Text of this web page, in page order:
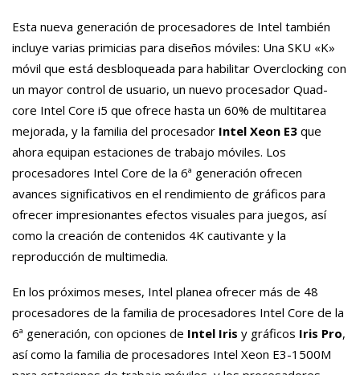
Esta nueva generación de procesadores de Intel también
incluye varias primicias para diseños móviles: Una SKU «K»
móvil que está desbloqueada para habilitar Overclocking con
un mayor control de usuario, un nuevo procesador Quad-
core Intel Core i5 que ofrece hasta un 60% de multitarea
mejorada, y la familia del procesador Intel Xeon E3 que
ahora equipan estaciones de trabajo móviles. Los
procesadores Intel Core de la 6ª generación ofrecen
avances significativos en el rendimiento de gráficos para
ofrecer impresionantes efectos visuales para juegos, así
como la creación de contenidos 4K cautivante y la
reproducción de multimedia.
En los próximos meses, Intel planea ofrecer más de 48
procesadores de la familia de procesadores Intel Core de la
6ª generación, con opciones de Intel Iris y gráficos Iris Pro,
así como la familia de procesadores Intel Xeon E3-1500M